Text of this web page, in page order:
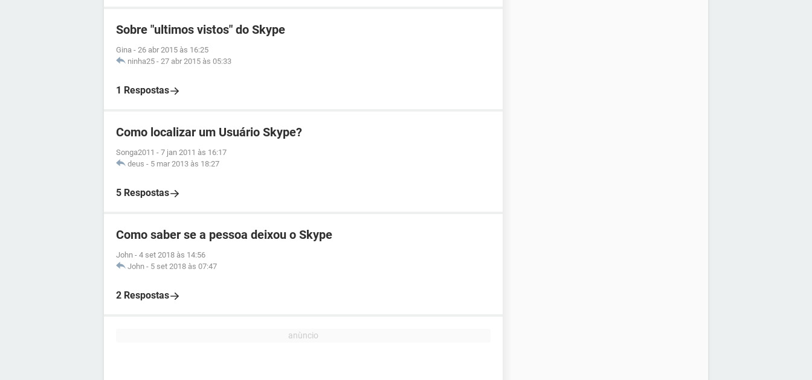
Sobre "ultimos vistos" do Skype
Gina - 26 abr 2015 às 16:25
ninha25 - 27 abr 2015 às 05:33
1 Respostas
Como localizar um Usuário Skype?
Songa2011 - 7 jan 2011 às 16:17
deus - 5 mar 2013 às 18:27
5 Respostas
Como saber se a pessoa deixou o Skype
John - 4 set 2018 às 14:56
John - 5 set 2018 às 07:47
2 Respostas